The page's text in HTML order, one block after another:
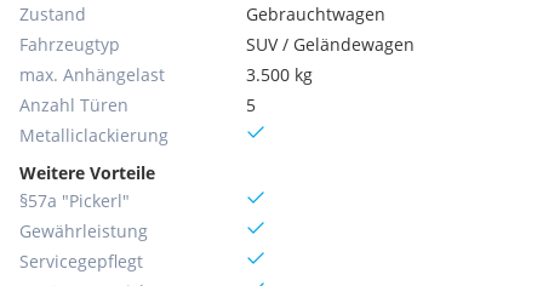
Zustand
Gebrauchtwagen
Fahrzeugtyp
SUV / Geländewagen
max. Anhängelast
3.500 kg
Anzahl Türen
5
Metallic­lackierung
Weitere Vorteile
§57a "Pickerl"
Gewährleistung
Servicegepflegt